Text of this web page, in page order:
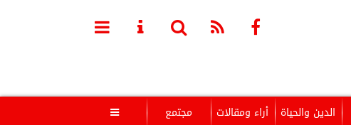
الدين والحياة أراء ومقالات مجتمع 